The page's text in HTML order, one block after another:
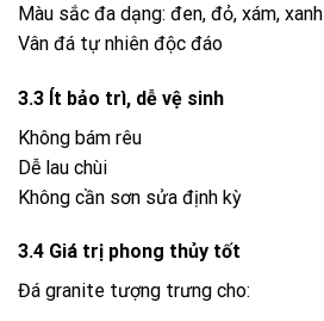
Màu sắc đa dạng: đen, đỏ, xám, xanh
Vân đá tự nhiên độc đáo
3.3 Ít bảo trì, dễ vệ sinh
Không bám rêu
Dễ lau chùi
Không cần sơn sửa định kỳ
3.4 Giá trị phong thủy tốt
Đá granite tượng trưng cho: